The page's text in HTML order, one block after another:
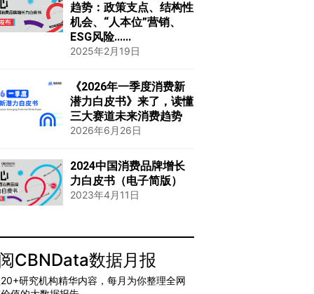
趋势：政策支点、结构性
机会、“人本位”营销、
ESG风险......
2025年2月19日
《2026年一季度消费新
潜力白皮书》来了，读懂
三大赛道未来消费趋势
2026年6月26日
2024中国消费品牌增长
力白皮书（电子简版）
2023年4月11日
CBNData数据月报
研究机构精华内容，每月为你整理全网